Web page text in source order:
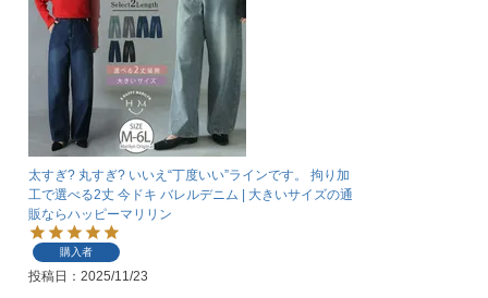
太すぎ? 丸すぎ? いいえ“丁度いい”ラインです。 拘り加
工で選べる2丈 今ドキ バレルデニム | 大きいサイズの通
販ならハッピーマリリン
購入者
投稿日 2025/11/23